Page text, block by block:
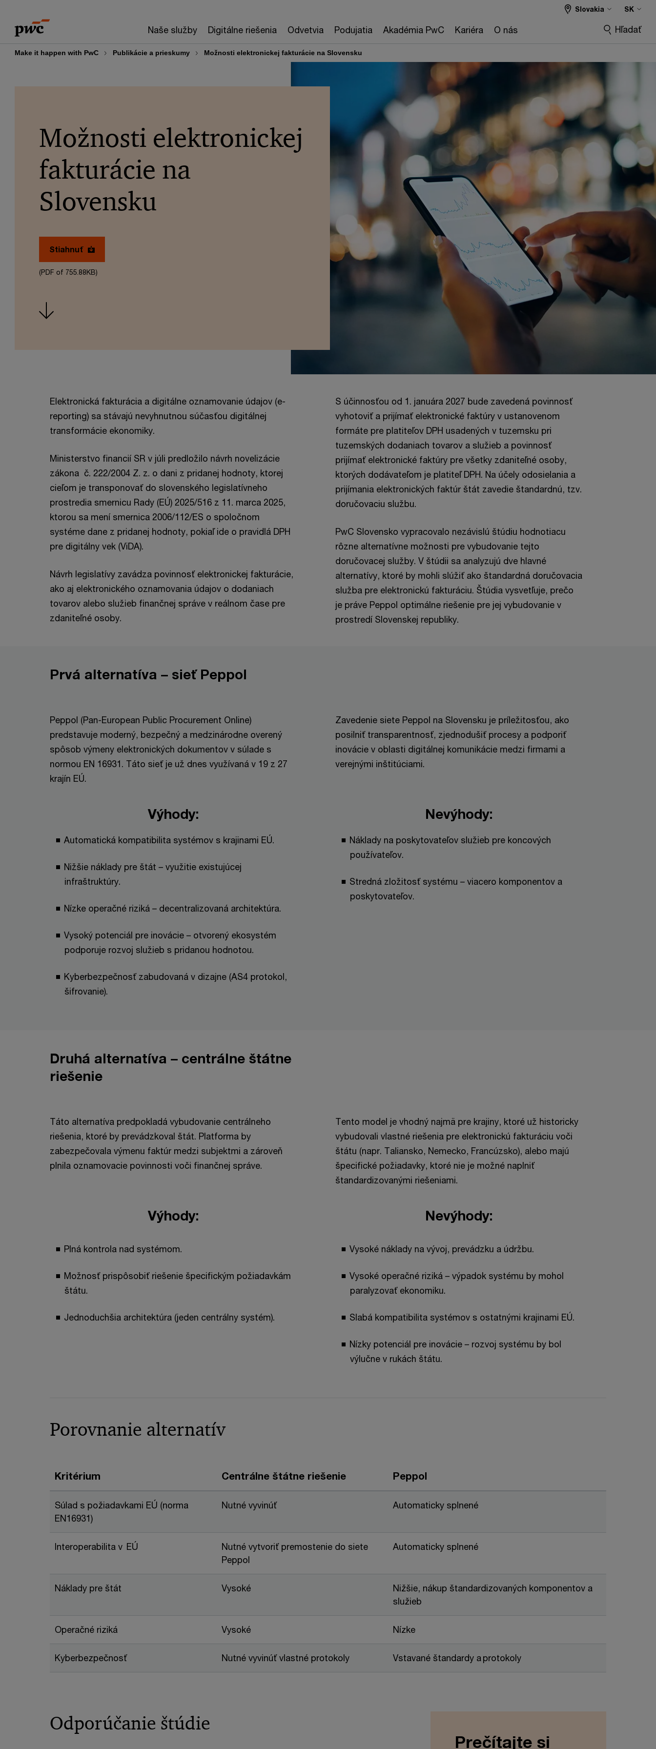
content
footer
Naše služby Digitálne riešenia Odvetvia Podujatia Akadémia PwC Kariéra O nás
Slovakia SK
Hľadať
Make it happen with PwC Publikácie a prieskumy Možnosti elektronickej fakturácie na Slovensku
Možnosti elektronickej
fakturácie na
Slovensku
Stiahnuť
(PDF of 755.88KB)
Elektronická fakturácia a digitálne oznamovanie údajov (e-
reporting) sa stávajú nevyhnutnou súčasťou digitálnej
transformácie ekonomiky.
Ministerstvo financií SR v júli predložilo návrh novelizácie
zákona č. 222/2004 Z. z. o dani z pridanej hodnoty, ktorej
cieľom je transponovať do slovenského legislatívneho
prostredia smernicu Rady (EÚ) 2025/516 z 11. marca 2025,
ktorou sa mení smernica 2006/112/ES o spoločnom
systéme dane z pridanej hodnoty, pokiaľ ide o pravidlá DPH
pre digitálny vek (ViDA).
Návrh legislatívy zavádza povinnosť elektronickej fakturácie,
ako aj elektronického oznamovania údajov o dodaniach
tovarov alebo služieb finančnej správe v reálnom čase pre
zdaniteľné osoby.
S účinnosťou od 1. januára 2027 bude zavedená povinnosť
vyhotoviť a prijímať elektronické faktúry v ustanovenom
formáte pre platiteľov DPH usadených v tuzemsku pri
tuzemských dodaniach tovarov a služieb a povinnosť
prijímať elektronické faktúry pre všetky zdaniteľné osoby,
ktorých dodávateľom je platiteľ DPH. Na účely odosielania a
prijímania elektronických faktúr štát zavedie štandardnú, tzv.
doručovaciu službu.
PwC Slovensko vypracovalo nezávislú štúdiu hodnotiacu
rôzne alternatívne možnosti pre vybudovanie tejto
doručovacej služby. V štúdii sa analyzujú dve hlavné
alternatívy, ktoré by mohli slúžiť ako štandardná doručovacia
služba pre elektronickú fakturáciu. Štúdia vysvetľuje, prečo
je práve Peppol optimálne riešenie pre jej vybudovanie v
prostredí Slovenskej republiky.
Prvá alternatíva – sieť Peppol
Peppol (Pan-European Public Procurement Online)
predstavuje moderný, bezpečný a medzinárodne overený
spôsob výmeny elektronických dokumentov v súlade s
normou EN 16931. Táto sieť je už dnes využívaná v 19 z 27
krajín EÚ.
Zavedenie siete Peppol na Slovensku je príležitosťou, ako
posilniť transparentnosť, zjednodušiť procesy a podporiť
inovácie v oblasti digitálnej komunikácie medzi firmami a
verejnými inštitúciami.
Výhody:
Automatická kompatibilita systémov s krajinami EÚ.
Nižšie náklady pre štát – využitie existujúcej
infraštruktúry.
Nízke operačné riziká – decentralizovaná architektúra.
Vysoký potenciál pre inovácie – otvorený ekosystém
podporuje rozvoj služieb s pridanou hodnotou.
Kyberbezpečnosť zabudovaná v dizajne (AS4 protokol,
šifrovanie).
Nevýhody:
Náklady na poskytovateľov služieb pre koncových
používateľov.
Stredná zložitosť systému – viacero komponentov a
poskytovateľov.
Druhá alternatíva – centrálne štátne
riešenie
Táto alternatíva predpokladá vybudovanie centrálneho
riešenia, ktoré by prevádzkoval štát. Platforma by
zabezpečovala výmenu faktúr medzi subjektmi a zároveň
plnila oznamovacie povinnosti voči finančnej správe.
Tento model je vhodný najmä pre krajiny, ktoré už historicky
vybudovali vlastné riešenia pre elektronickú fakturáciu voči
štátu (napr. Taliansko, Nemecko, Francúzsko), alebo majú
špecifické požiadavky, ktoré nie je možné naplniť
štandardizovanými riešeniami.
Výhody:
Plná kontrola nad systémom.
Možnosť prispôsobiť riešenie špecifickým požiadavkám
štátu.
Jednoduchšia architektúra (jeden centrálny systém).
Nevýhody:
Vysoké náklady na vývoj, prevádzku a údržbu.
Vysoké operačné riziká – výpadok systému by mohol
paralyzovať ekonomiku.
Slabá kompatibilita systémov s ostatnými krajinami EÚ.
Nízky potenciál pre inovácie – rozvoj systému by bol
výlučne v rukách štátu.
Porovnanie alternatív
Kritérium Centrálne štátne riešenie Peppol
Súlad s požiadavkami EÚ (norma
EN16931)
Nutné vyvinúť Automaticky splnené
Interoperabilita v EÚ
Nutné vytvoriť premostenie do siete
Peppol
Automaticky splnené
Náklady pre štát Vysoké
Nižšie, nákup štandardizovaných komponentov a
služieb
Operačné riziká Vysoké Nízke
Kyberbezpečnosť Nutné vyvinúť vlastné protokoly Vstavané štandardy a protokoly
Odporúčanie štúdie
Prečítajte si